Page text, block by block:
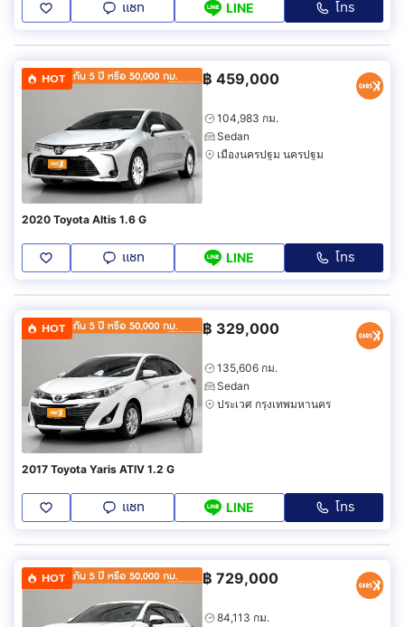
แชท LINE โทร
HOT ฿ 459,000
104,983 กม.
Sedan
เมืองนครปฐม นครปฐม
2020 Toyota Altis 1.6 G
แชท LINE โทร
HOT ฿ 329,000
135,606 กม.
Sedan
ประเวศ กรุงเทพมหานคร
2017 Toyota Yaris ATIV 1.2 G
แชท LINE โทร
HOT ฿ 729,000
84,113 กม.